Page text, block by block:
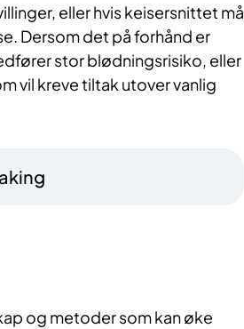
eller hvis keisersnittet må
Dersom det på forhånd er
stor blødningsrisiko, eller
vil kreve tiltak utover vanlig
og metoder som kan øke